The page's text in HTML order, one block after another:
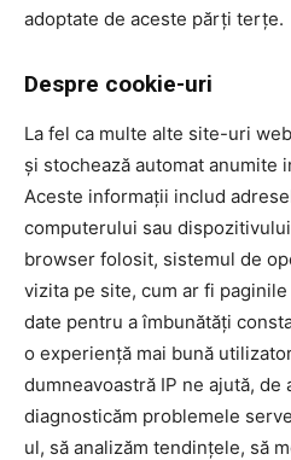
adoptate de aceste părți terțe.
Despre cookie-uri
La fel ca multe alte site-uri
și stochează automat anumite
Aceste informații includ
computerului sau
browser folosit, sistemul de
vizita pe site, cum ar fi
date pentru a îmbunătăți
o experiență mai bună
dumneavoastră IP ne ajută, de
diagnosticăm problemele
ul, să analizăm tendințele, să